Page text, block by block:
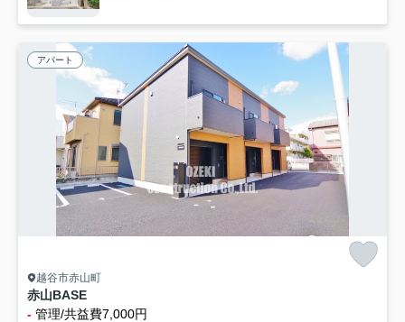
アパート
越谷市赤山町
赤山BASE
- 管理/共益費7,000円